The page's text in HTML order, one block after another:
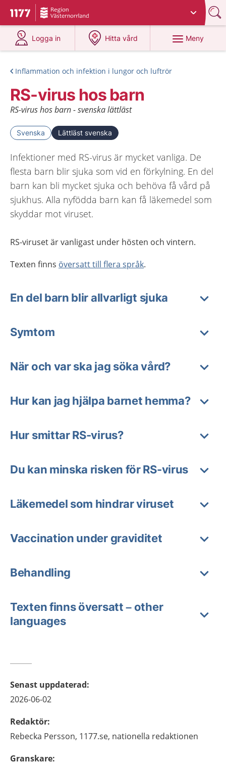
Till startsidan för 1177
Du har valt region
Logga in
på 1177.se
Hitta vård
på 1177.se
Meny
Inflammation och infektion i lungor och luftrör
RS-virus hos barn
RS-virus hos barn - svenska lättläst
Svenska Lättläst svenska
Infektioner med RS-virus är mycket vanliga. De
flesta barn blir sjuka som vid en förkylning. En del
barn kan bli mycket sjuka och behöva få vård på
sjukhus. Alla nyfödda barn kan få läkemedel som
skyddar mot viruset.
RS-viruset är vanligast under hösten och vintern.
Texten finns översatt till flera språk.
En del barn blir allvarligt sjuka
Symtom
När och var ska jag söka vård?
Hur kan jag hjälpa barnet hemma?
Hur smittar RS-virus?
Du kan minska risken för RS-virus
Läkemedel som hindrar viruset
Vaccination under graviditet
Behandling
Texten finns översatt – other
languages
Senast uppdaterad:
2026-06-02
Redaktör:
Rebecka Persson, 1177.se, nationella redaktionen
Granskare: